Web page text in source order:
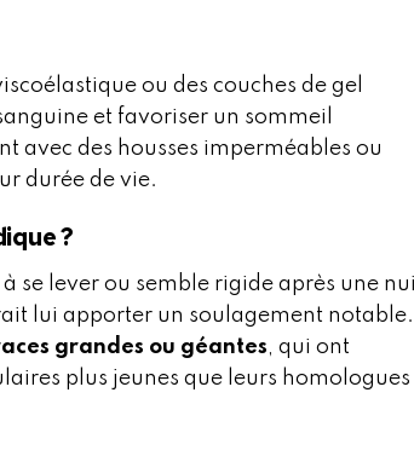
ou des couches de gel
et favoriser un sommeil
avec des housses imperméables ou
durée de vie.
?
se lever ou semble rigide après une
lui apporter un soulagement notable.
grandes ou géantes, qui ont
plus jeunes que leurs homologues